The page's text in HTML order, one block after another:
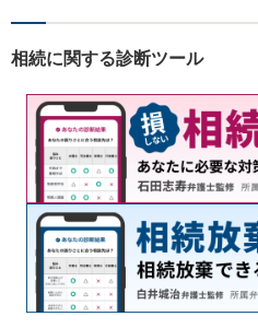
相続に関する診断ツール